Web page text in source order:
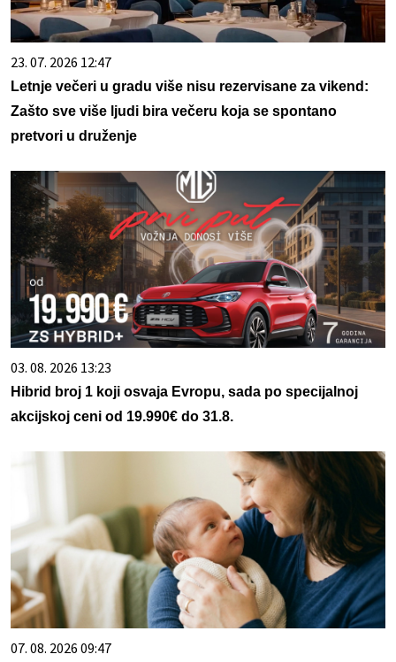
23. 07. 2026 12:47
Letnje večeri u gradu više nisu rezervisane za vikend:
Zašto sve više ljudi bira večeru koja se spontano
pretvori u druženje
03. 08. 2026 13:23
Hibrid broj 1 koji osvaja Evropu, sada po specijalnoj
akcijskoj ceni od 19.990€ do 31.8.
07. 08. 2026 09:47